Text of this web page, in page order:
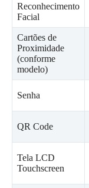
Reconhecimento
Facial
Cartões de
Proximidade
(conforme
modelo)
Senha
QR Code
Tela LCD
Touchscreen